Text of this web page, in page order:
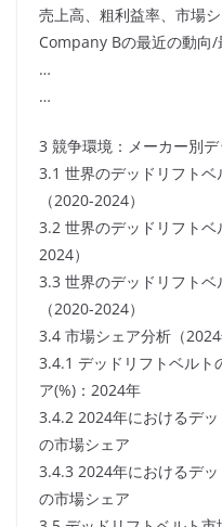
売上高、粗利益率、市場
Company Bの最近の動向/
…
…
3 競争環境：メーカー別
3.1 世界のデッドリフト
（2020-2024）
3.2 世界のデッドリフト
2024）
3.3 世界のデッドリフト
（2020-2024）
3.4 市場シェア分析（2024
3.4.1 デッドリフトベルト
ア(%)：2024年
3.4.2 2024年におけるデ
の市場シェア
3.4.3 2024年におけるデ
の市場シェア